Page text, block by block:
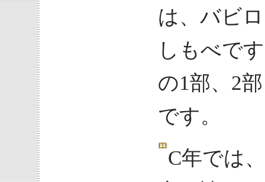
は、バビ
しもべで
の1部、2
です。
C年では